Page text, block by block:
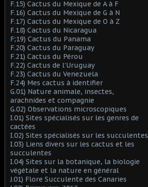
F.15) Cactus du Mexique de A à F
F.16) Cactus du Mexique de G à N
F.17) Cactus du Mexique de O à Z
F.18) Cactus du Nicaragua
F;19) Cactus du Panama
F.20) Cactus du Paraguay
F.21) Cactus du Pérou
F.22) Cactus de l'Uruguay
F.23) Cactus du Venezuela
F.24) Mes cactus à identifier
G.01) Nature animale, insectes,
arachnides et compagnie
G.02) Observations microscopiques
I.01) Sites spécialisés sur les genres de
cactées
I.02) Sites spécialisés sur les succulentes
I.03) Liens divers sur les cactus et les
succulentes
I.04) Sites sur la botanique, la biologie
végétale et la nature en général
J.01) Flore Succulente des Canaries